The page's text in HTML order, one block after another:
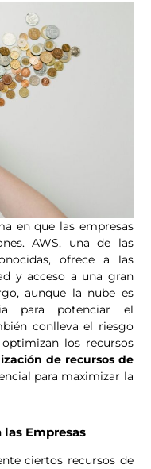
en que las empresas
AWS, una de las
ofrece a las
y acceso a una gran
aunque la nube es
para potenciar el
conlleva el riesgo
los recursos
de recursos de
para maximizar la
las Empresas
ciertos recursos de